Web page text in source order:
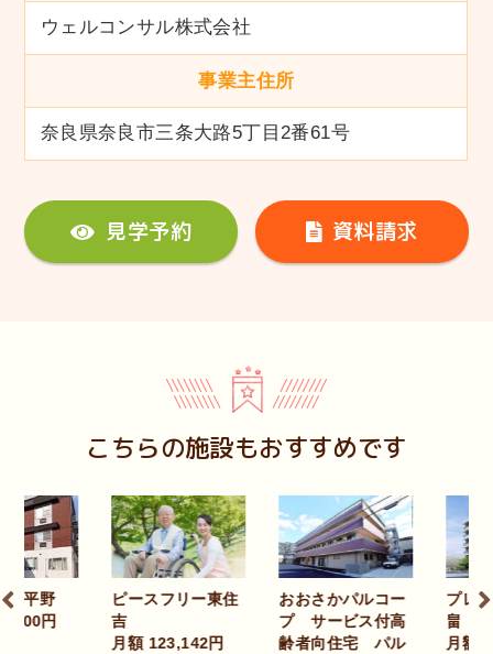
ウェルコンサル株式会社
事業主住所
奈良県奈良市三条大路5丁目2番61号
見学予約 資料請求
こちらの施設もおすすめです
平野
円
ピースフリー東住
吉
月額 123,142円
おおさかパルコー
プ サービス付高
齢者向住宅 パル
プレザ
月額